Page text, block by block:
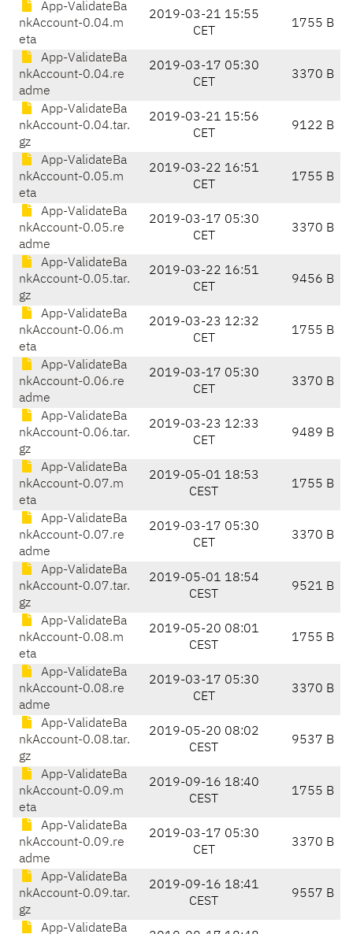
App-ValidateBa
nkAccount-0.04.m
eta
2019-03-21 15:55
CET
1755 B
App-ValidateBa
nkAccount-0.04.re
adme
2019-03-17 05:30
CET
3370 B
App-ValidateBa
nkAccount-0.04.tar.
gz
2019-03-21 15:56
CET
9122 B
App-ValidateBa
nkAccount-0.05.m
eta
2019-03-22 16:51
CET
1755 B
App-ValidateBa
nkAccount-0.05.re
adme
2019-03-17 05:30
CET
3370 B
App-ValidateBa
nkAccount-0.05.tar.
gz
2019-03-22 16:51
CET
9456 B
App-ValidateBa
nkAccount-0.06.m
eta
2019-03-23 12:32
CET
1755 B
App-ValidateBa
nkAccount-0.06.re
adme
2019-03-17 05:30
CET
3370 B
App-ValidateBa
nkAccount-0.06.tar.
gz
2019-03-23 12:33
CET
9489 B
App-ValidateBa
nkAccount-0.07.m
eta
2019-05-01 18:53
CEST
1755 B
App-ValidateBa
nkAccount-0.07.re
adme
2019-03-17 05:30
CET
3370 B
App-ValidateBa
nkAccount-0.07.tar.
gz
2019-05-01 18:54
CEST
9521 B
App-ValidateBa
nkAccount-0.08.m
eta
2019-05-20 08:01
CEST
1755 B
App-ValidateBa
nkAccount-0.08.re
adme
2019-03-17 05:30
CET
3370 B
App-ValidateBa
nkAccount-0.08.tar.
gz
2019-05-20 08:02
CEST
9537 B
App-ValidateBa
nkAccount-0.09.m
eta
2019-09-16 18:40
CEST
1755 B
App-ValidateBa
nkAccount-0.09.re
adme
2019-03-17 05:30
CET
3370 B
App-ValidateBa
nkAccount-0.09.tar.
gz
2019-09-16 18:41
CEST
9557 B
App-ValidateBa